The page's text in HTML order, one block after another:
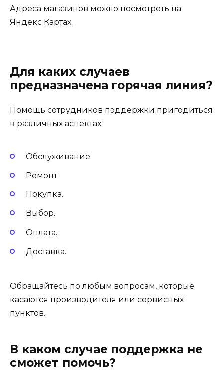
Адреса магазинов можно посмотреть на
Яндекс Картах.
Для каких случаев
предназначена горячая линия?
Помощь сотрудников поддержки пригодиться
в различных аспектах:
Обслуживание.
Ремонт.
Покупка.
Выбор.
Оплата.
Доставка.
Обращайтесь по любым вопросам, которые
касаются производителя или сервисных
пунктов.
В каком случае поддержка не
сможет помочь?